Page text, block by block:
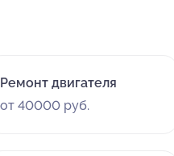
Ремонт двигателя
от 40000 руб.